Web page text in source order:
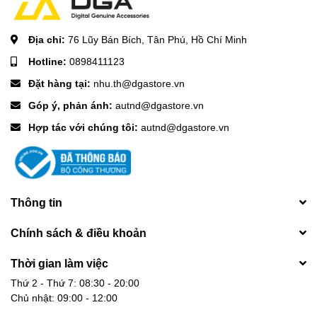
Địa chỉ: 76 Lũy Bán Bích, Tân Phú, Hồ Chí Minh
Hotline: 0898411123
Đặt hàng tại: nhu.th@dgastore.vn
Góp ý, phản ánh: autnd@dgastore.vn
Hợp tác với chúng tôi: autnd@dgastore.vn
Thông tin
Chính sách & điều khoản
Thời gian làm việc
Thứ 2 - Thứ 7: 08:30 - 20:00
Chủ nhật: 09:00 - 12:00